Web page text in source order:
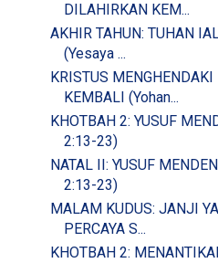
DILAHIRKAN KEM...
AKHIR TAHUN: TUHAN
(Yesaya ...
KRISTUS
KEMBALI (Yohan...
KHOTBAH 2: YUSUF
2:13-23)
NATAL II: YUSUF
2:13-23)
MALAM KUDUS: JANJI
PERCAYA S...
KHOTBAH 2: